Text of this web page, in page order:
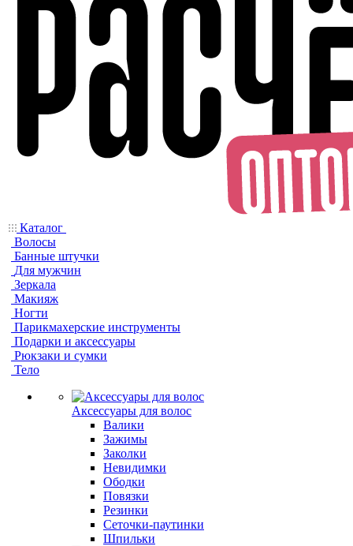
Каталог
Волосы
Банные штучки
Для мужчин
Зеркала
Макияж
Ногти
Парикмахерские инструменты
Подарки и аксессуары
Рюкзаки и сумки
Тело
Аксессуары для волос
Валики
Зажимы
Заколки
Невидимки
Ободки
Повязки
Резинки
Сеточки-паутинки
Шпильки